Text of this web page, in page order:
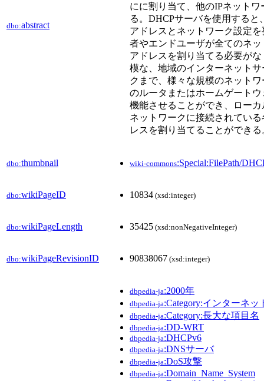
dbo:abstract
にに割り当て、他のIPネット
る。DHCPサーバを使用する
アドレスとネットワーク設定
者やエンドユーザが全てのネ
アドレスを割り当てる必要が
模な、地域のインターネット
クまで、様々な規模のネット
のルータまたはホームゲート
機能させることができ、ロー
ネットワークに接続されてい
レスを割り当てることができる
dbo:thumbnail wiki-commons:Special:FilePath/
dbo:wikiPageID 10834 (xsd:integer)
dbo:wikiPageLength 35425 (xsd:nonNegativeInteger)
dbo:wikiPageRevisionID 90838067 (xsd:integer)
dbpedia-ja:2000年
dbpedia-ja:Category:インターネッ
dbpedia-ja:Category:長大な項目名
dbpedia-ja:DD-WRT
dbpedia-ja:DHCPv6
dbpedia-ja:DNSサーバ
dbpedia-ja:DoS攻撃
dbpedia-ja:Domain_Name_System